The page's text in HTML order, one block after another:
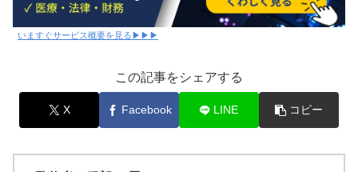
いますぐサービス概要を見る▶▶▶
この記事をシェアする
X Facebook LINE コピー